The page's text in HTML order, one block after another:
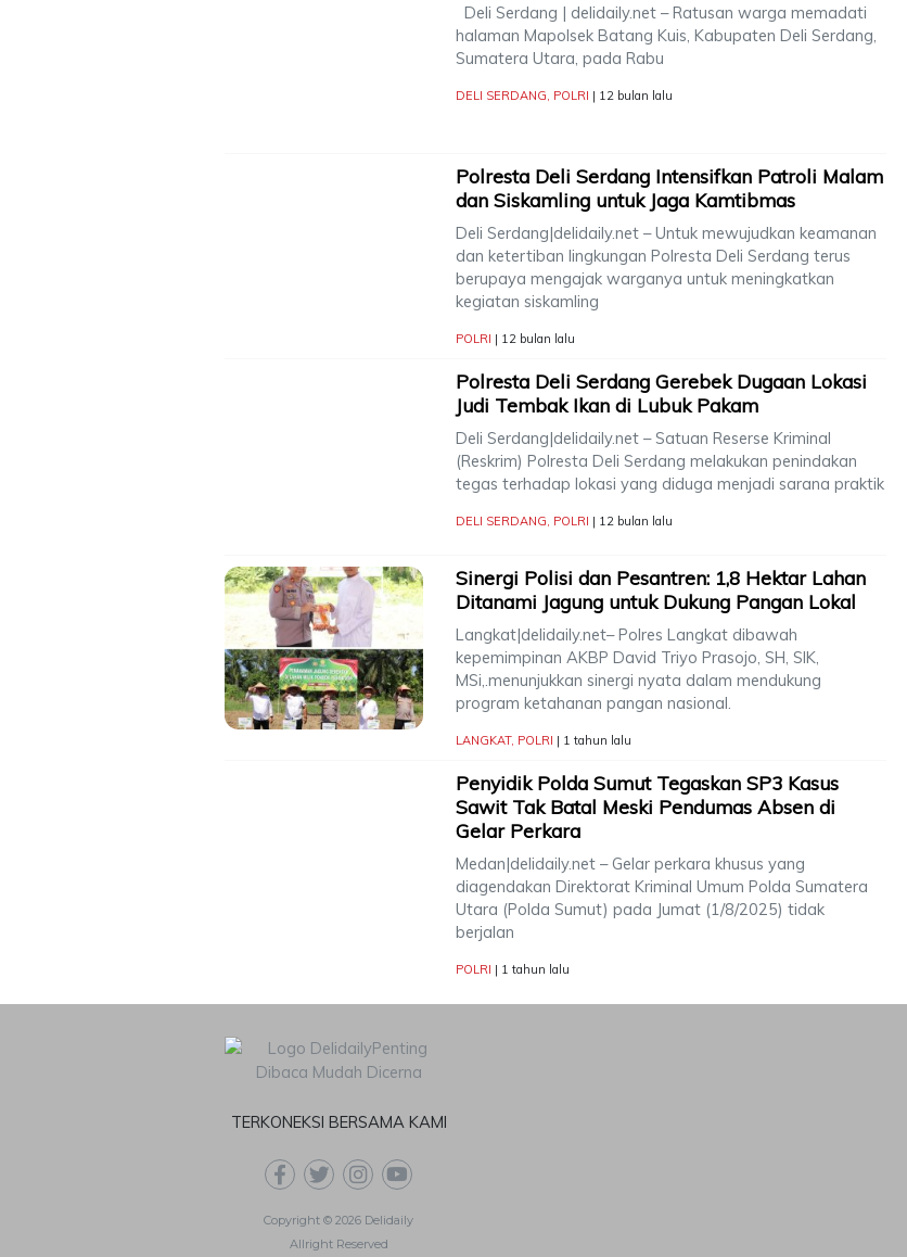
Deli Serdang | delidaily.net – Ratusan warga memadati
halaman Mapolsek Batang Kuis, Kabupaten Deli Serdang,
Sumatera Utara, pada Rabu
DELI SERDANG, POLRI | 12 bulan lalu
Polresta Deli Serdang Intensifkan Patroli Malam
dan Siskamling untuk Jaga Kamtibmas
Deli Serdang|delidaily.net – Untuk mewujudkan keamanan
dan ketertiban lingkungan Polresta Deli Serdang terus
berupaya mengajak warganya untuk meningkatkan
kegiatan siskamling
POLRI | 12 bulan lalu
Polresta Deli Serdang Gerebek Dugaan Lokasi
Judi Tembak Ikan di Lubuk Pakam
Deli Serdang|delidaily.net – Satuan Reserse Kriminal
(Reskrim) Polresta Deli Serdang melakukan penindakan
tegas terhadap lokasi yang diduga menjadi sarana praktik
DELI SERDANG, POLRI | 12 bulan lalu
Sinergi Polisi dan Pesantren: 1,8 Hektar Lahan
Ditanami Jagung untuk Dukung Pangan Lokal
Langkat|delidaily.net– Polres Langkat dibawah
kepemimpinan AKBP David Triyo Prasojo, SH, SIK,
MSi,.menunjukkan sinergi nyata dalam mendukung
program ketahanan pangan nasional.
LANGKAT, POLRI | 1 tahun lalu
Penyidik Polda Sumut Tegaskan SP3 Kasus
Sawit Tak Batal Meski Pendumas Absen di
Gelar Perkara
Medan|delidaily.net – Gelar perkara khusus yang
diagendakan Direktorat Kriminal Umum Polda Sumatera
Utara (Polda Sumut) pada Jumat (1/8/2025) tidak
berjalan
POLRI | 1 tahun lalu
TERKONEKSI BERSAMA KAMI
Copyright © 2026 Delidaily
Allright Reserved